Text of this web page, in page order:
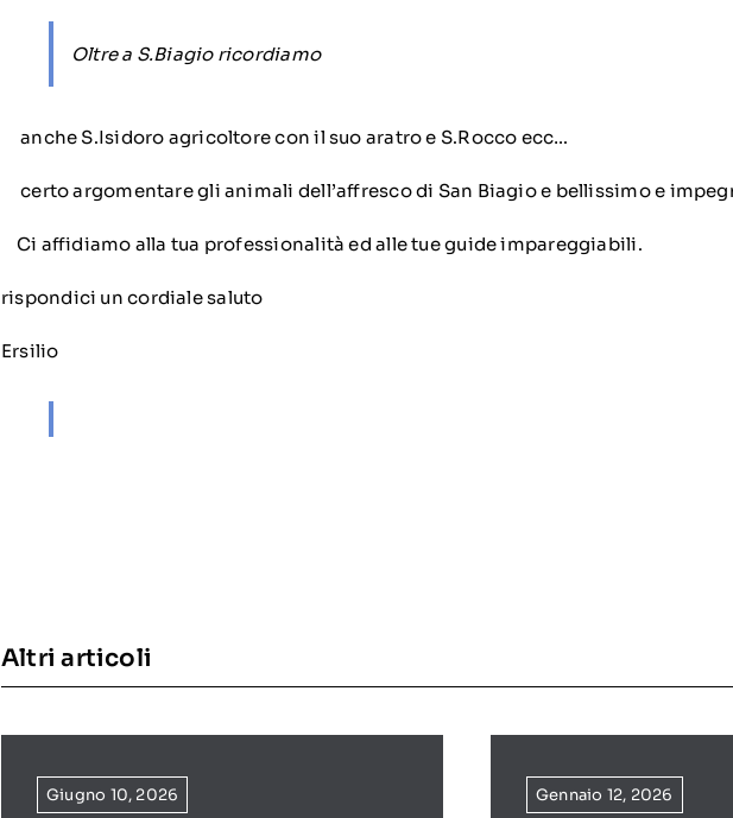
Oltre a S.Biagio ricordiamo
anche S.Isidoro agricoltore con il suo aratro e S.Rocco ecc…
certo argomentare gli animali dell’affresco di San Biagio e bellissimo e
Ci affidiamo alla tua professionalità ed alle tue guide impareggiabili.
rispondici un cordiale saluto
Ersilio
Altri articoli
Giugno 10, 2026 Gennaio 12, 2026